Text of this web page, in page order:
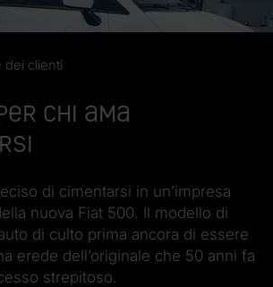
dei clienti
chi ama
di cimentarsi in un’impresa
nuova Fiat 500. Il modello di
di culto prima ancora di essere
erede dell’originale che 50 anni fa
strepitoso.